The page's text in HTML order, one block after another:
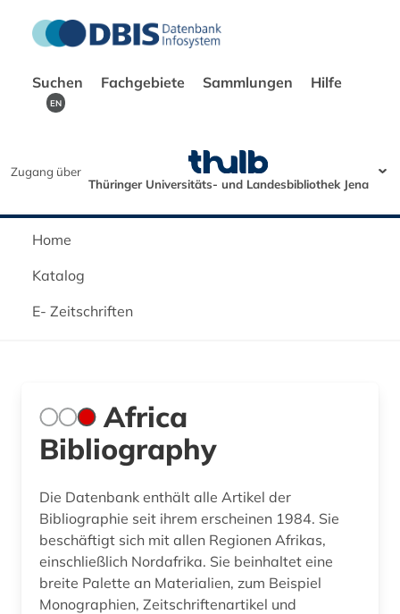
Suchen Fachgebiete Sammlungen Hilfe
EN
Zugang über
Thüringer Universitäts- und Landesbibliothek Jena
Home
Katalog
E- Zeitschriften
Africa
Bibliography
Die Datenbank enthält alle Artikel der
Bibliographie seit ihrem erscheinen 1984. Sie
beschäftigt sich mit allen Regionen Afrikas,
einschließlich Nordafrika. Sie beinhaltet eine
breite Palette an Materialien, zum Beispiel
Monographien, Zeitschriftenartikel und